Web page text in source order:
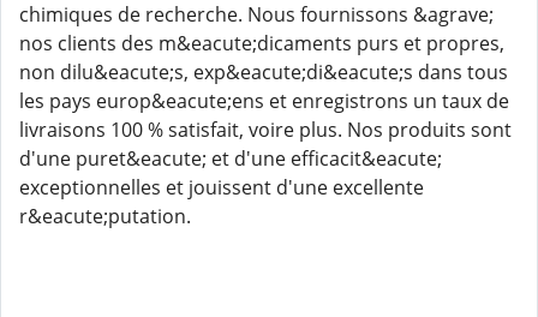
chimiques de recherche. Nous fournissons &agrave;
nos clients des m&eacute;dicaments purs et propres,
non dilu&eacute;s, exp&eacute;di&eacute;s dans tous
les pays europ&eacute;ens et enregistrons un taux de
livraisons 100 % satisfait, voire plus. Nos produits sont
d'une puret&eacute; et d'une efficacit&eacute;
exceptionnelles et jouissent d'une excellente
r&eacute;putation.